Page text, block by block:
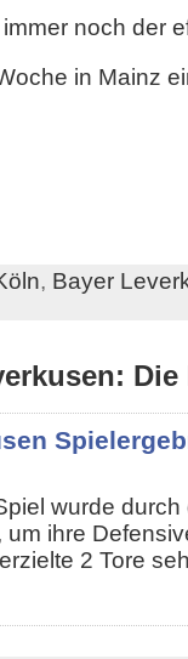
noch der
in Mainz
, Bayer
wurde
ihre
2 Tore